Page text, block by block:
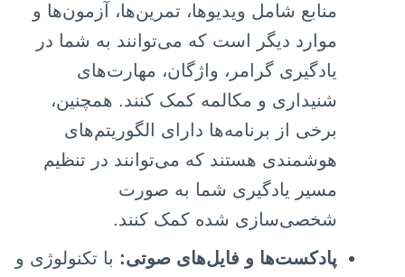
منابع شامل ویدیوها، تمرین‌ها، آزمون‌ها و
موارد دیگر است که می‌توانند به شما در
یادگیری گرامر، واژگان، مهارت‌های
شنیداری و مکالمه کمک کنند. همچنین،
برخی از برنامه‌ها دارای الگوریتم‌های
هوشمندی هستند که می‌توانند در تنظیم
مسیر یادگیری شما به صورت
شخصی‌سازی شده کمک کنند.
پادکست‌ها و فایل‌های صوتی: با تکنولوژی و